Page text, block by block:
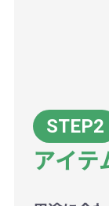
アイテ